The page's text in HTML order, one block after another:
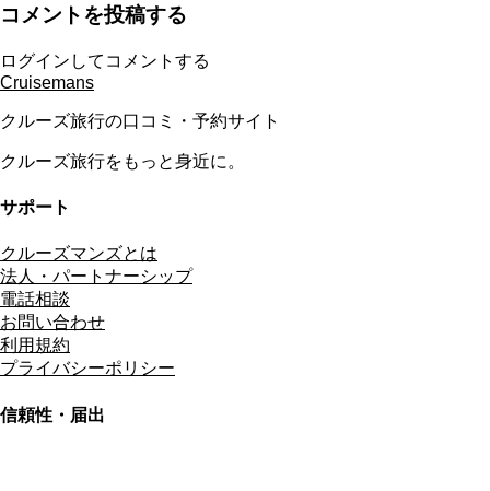
コメントを投稿する
ログインしてコメントする
Cruisemans
クルーズ旅行の口コミ・予約サイト
クルーズ旅行をもっと身近に。
サポート
クルーズマンズとは
法人・パートナーシップ
電話相談
お問い合わせ
利用規約
プライバシーポリシー
信頼性・届出